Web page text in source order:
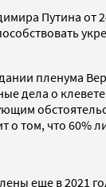
Путина от
пленума
дела о
о том, что
еще в 2021